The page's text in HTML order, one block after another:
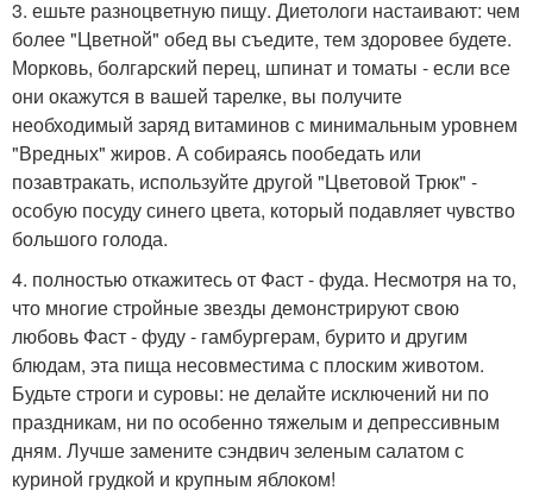
3. ешьте разноцветную пищу. Диетологи настаивают: чем
более "Цветной" обед вы съедите, тем здоровее будете.
Морковь, болгарский перец, шпинат и томаты - если все
они окажутся в вашей тарелке, вы получите
необходимый заряд витаминов с минимальным уровнем
"Вредных" жиров. А собираясь пообедать или
позавтракать, используйте другой "Цветовой Трюк" -
особую посуду синего цвета, который подавляет чувство
большого голода.
4. полностью откажитесь от Фаст - фуда. Несмотря на то,
что многие стройные звезды демонстрируют свою
любовь Фаст - фуду - гамбургерам, бурито и другим
блюдам, эта пища несовместима с плоским животом.
Будьте строги и суровы: не делайте исключений ни по
праздникам, ни по особенно тяжелым и депрессивным
дням. Лучше замените сэндвич зеленым салатом с
куриной грудкой и крупным яблоком!